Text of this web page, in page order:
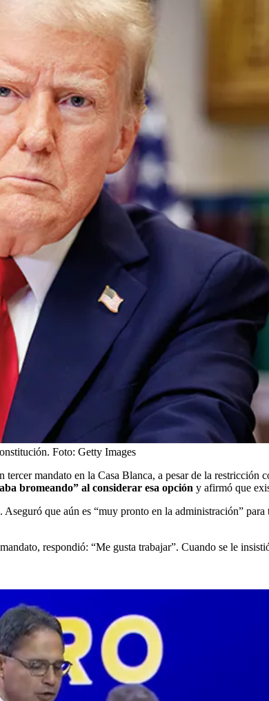
Foto: Getty Images
mandato en la Casa Blanca, a pesar de la restricción
bromeando” al considerar esa opción y afirmó que
que aún es “muy pronto en la administración”
respondió: “Me gusta trabajar”. Cuando se le